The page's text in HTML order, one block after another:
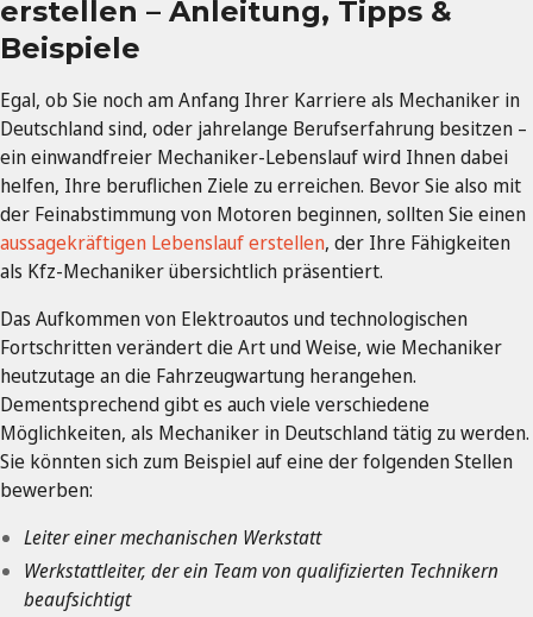
erstellen – Anleitung, Tipps &
Beispiele
Egal, ob Sie noch am Anfang Ihrer Karriere als Mechaniker in
Deutschland sind, oder jahrelange Berufserfahrung besitzen –
ein einwandfreier Mechaniker-Lebenslauf wird Ihnen dabei
helfen, Ihre beruflichen Ziele zu erreichen. Bevor Sie also mit
der Feinabstimmung von Motoren beginnen, sollten Sie einen
aussagekräftigen Lebenslauf erstellen, der Ihre Fähigkeiten
als Kfz-Mechaniker übersichtlich präsentiert.
Das Aufkommen von Elektroautos und technologischen
Fortschritten verändert die Art und Weise, wie Mechaniker
heutzutage an die Fahrzeugwartung herangehen.
Dementsprechend gibt es auch viele verschiedene
Möglichkeiten, als Mechaniker in Deutschland tätig zu werden.
Sie könnten sich zum Beispiel auf eine der folgenden Stellen
bewerben:
Leiter einer mechanischen Werkstatt
Werkstattleiter, der ein Team von qualifizierten Technikern
beaufsichtigt